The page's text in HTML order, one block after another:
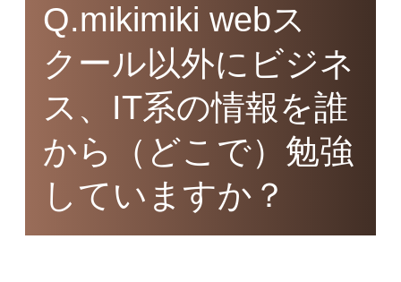
Q.mikimiki webス
クール以外にビジネ
ス、IT系の情報を誰
から（どこで）勉強
していますか？